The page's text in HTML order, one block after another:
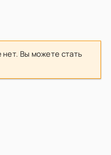
Вы можете стать